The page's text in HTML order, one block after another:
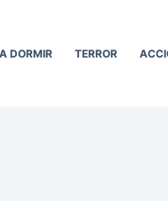
DORMIR TERROR